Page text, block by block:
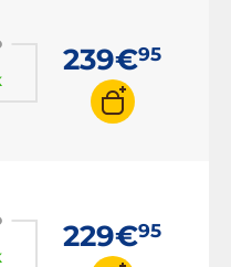
239€95
229€95